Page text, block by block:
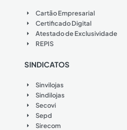
Cartão Empresarial
Certificado Digital
Atestado de Exclusividade
REPIS
SINDICATOS
Sinvilojas
Sindilojas
Secovi
Sepd
Sirecom